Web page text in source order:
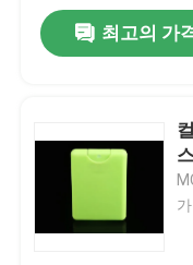
최고의 가